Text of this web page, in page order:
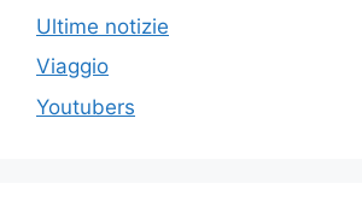
Ultime notizie
Viaggio
Youtubers